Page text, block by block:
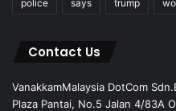
police says trump
Contact Us
VanakkamMalaysia DotCom
Plaza Pantai, No.5 Jalan 4/83A